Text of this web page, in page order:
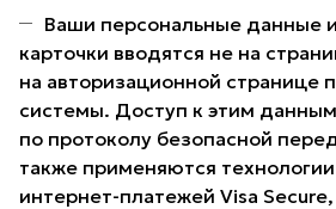
Ваши персональные данные
карточки вводятся не на
на авторизационной странице
системы. Доступ к этим
по протоколу безопасной
также применяются
интернет-платежей Visa